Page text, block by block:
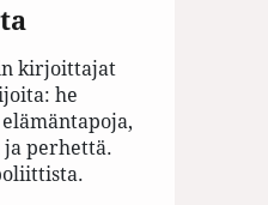
kirjoittajat
he
perhettä.